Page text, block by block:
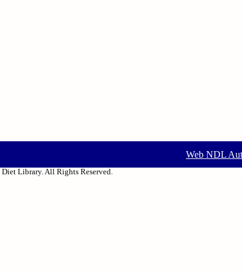
Web NDL
Library. All Rights Reserved.